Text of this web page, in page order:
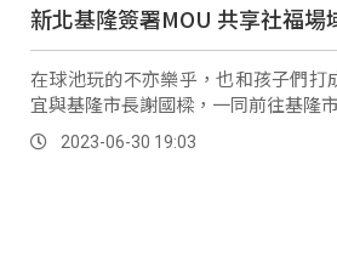
新北基隆簽署MOU 共享社福場
在球池玩的不亦樂乎，也和孩子們打
宜與基隆市長謝國樑，一同前往基隆
2023-06-30 19:03